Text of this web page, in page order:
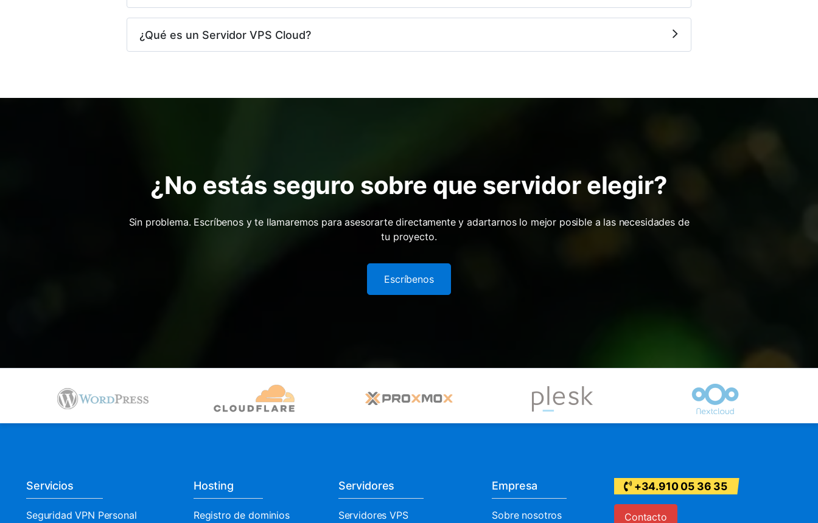
¿Qué es un Servidor VPS Cloud?
¿No estás seguro sobre que servidor elegir?
Sin problema. Escríbenos y te llamaremos para asesorarte directamente y adartarnos lo mejor posible a las necesidades de
tu proyecto.
Escríbenos
Servicios
Seguridad VPN Personal
Hosting
Registro de dominios
Servidores
Servidores VPS
Empresa
Sobre nosotros
+34.910 05 36 35
Contacto